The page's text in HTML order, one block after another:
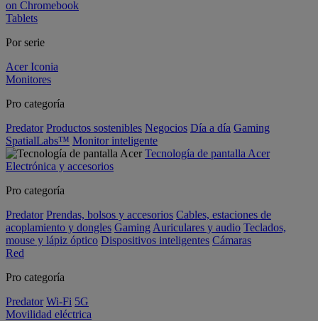
on Chromebook
Tablets
Por serie
Acer Iconia
Monitores
Pro categoría
Predator Productos sostenibles Negocios Día a día Gaming
SpatialLabs™ Monitor inteligente
Tecnología de pantalla Acer
Electrónica y accesorios
Pro categoría
Predator Prendas, bolsos y accesorios Cables, estaciones de
acoplamiento y dongles Gaming Auriculares y audio Teclados,
mouse y lápiz óptico Dispositivos inteligentes Cámaras
Red
Pro categoría
Predator Wi-Fi 5G
Movilidad eléctrica